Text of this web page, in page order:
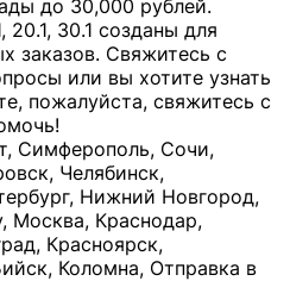
до 30,000 рублей.
30.1 созданы для
заказов. Свяжитесь с
или вы хотите узнать
пожалуйста, свяжитесь с
Симферополь, Сочи,
Челябинск,
Нижний Новгород,
Москва, Краснодар,
Красноярск,
Коломна, Отправка в